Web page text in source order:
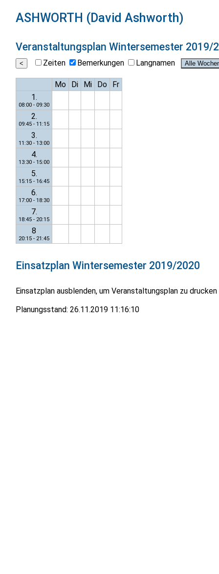
ASHWORTH (David Ashworth)
Veranstaltungsplan Wintersemester 2019/
Zeiten Bemerkungen Langnamen
Mo Di Mi Do
Fr
1.
08:00 - 09:30
2.
09:45 - 11:15
3.
11:30 - 13:00
4.
13:30 - 15:00
5.
15:15 - 16:45
6.
17:00 - 18:30
7.
18:45 - 20:15
8
20:15 - 21:45
Einsatzplan Wintersemester 2019/2020
Einsatzplan ausblenden, um Veranstaltungsplan zu drucken
Planungsstand: 26.11.2019 11:16:10